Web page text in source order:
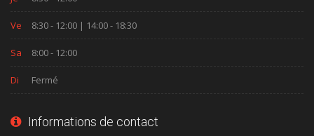
Ve 8:30 - 12:00 | 14:00 - 18:30
Sa 8:00 - 12:00
Di Fermé
Informations de contact